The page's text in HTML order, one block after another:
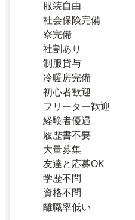
服装自由
社会保険完備
寮完備
社割あり
制服貸与
冷暖房完備
初心者歓迎
フリーター歓迎
経験者優遇
履歴書不要
大量募集
友達と応募OK
学歴不問
資格不問
離職率低い